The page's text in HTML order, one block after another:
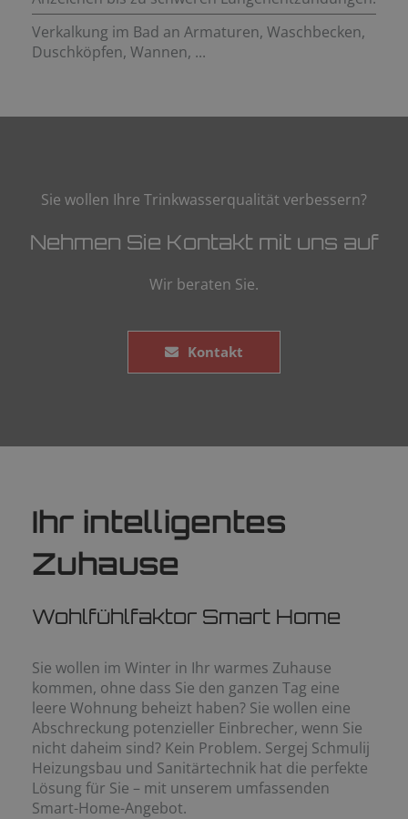
Verkalkung im Bad an Armaturen, Waschbecken,
Duschköpfen, Wannen, ...
Sie wollen Ihre Trinkwasserqualität verbessern?
Nehmen Sie Kontakt mit uns auf
Wir beraten Sie.
Kontakt
Ihr intelligentes
Zuhause
Wohlfühlfaktor Smart Home
Sie wollen im Winter in Ihr warmes Zuhause
kommen, ohne dass Sie den ganzen Tag eine
leere Wohnung beheizt haben? Sie wollen eine
Abschreckung potenzieller Einbrecher, wenn Sie
nicht daheim sind? Kein Problem. Sergej Schmulij
Heizungsbau und Sanitärtechnik hat die perfekte
Lösung für Sie – mit unserem umfassenden
Smart-Home-Angebot.